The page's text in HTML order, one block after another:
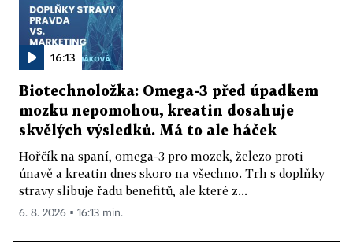
16:13
Biotechnoložka: Omega-3 před úpadkem
mozku nepomohou, kreatin dosahuje
skvělých výsledků. Má to ale háček
Hořčík na spaní, omega-3 pro mozek, železo proti
únavě a kreatin dnes skoro na všechno. Trh s doplňky
stravy slibuje řadu benefitů, ale které z...
6. 8. 2026 ▪ 16:13 min.